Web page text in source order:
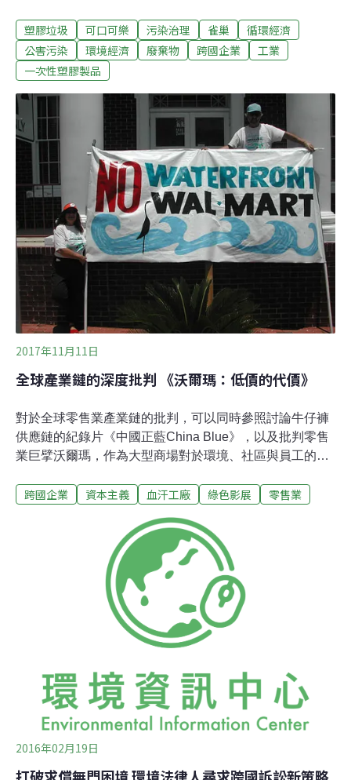
「擺脫塑膠」約一個月前在51個國家展開「世界環境清潔
日」（World Cleanup Day）協同行動，志工們共收集近
50萬件塑膠垃圾，其中約43%的商標清晰可辨。根據「擺
脫塑膠」數據，可口可樂（Coca-Cola）連續第二年高居
塑膠垃圾來源首位，其塑膠包裝商品造成的垃圾量比排名
第2至4的企業加總起來還多。「擺脫塑膠」在報告中指
出，許多跨國企業承諾將讓自家產品更具永續性，在很多
方面卻仍擁護過時的「用過即丟」消費文化和商業模式，
因此造成垃圾氾濫。此外，儘管海洋塑膠垃圾的主要來源
是中國、印尼、菲律賓、越南和斯里蘭卡，亞洲垃圾危機
的罪魁禍首終究是總部位於歐洲和美國的跨國集團。
塑膠垃圾 可口可樂 污染治理 雀巢
循環經濟
公害污染
環境經濟 廢棄物 跨國企業
工業
一次性塑膠製品
2017年11月11日
全球產業鏈的深度批判 《沃爾瑪：低價的代價》
對於全球零售業產業鏈的批判，可以同時參照討論牛仔褲
供應鏈的紀錄片《中國正藍China Blue》，以及批判零售
業巨擘沃爾瑪，作為大型商場對於環境、社區與員工的剝
將有個更加完整的輪廓。《中國正藍China Blue》是紀錄
完成的全球化三部曲之一，另外兩部分別為探討基因改造
的紀錄片《苦澀的種子Bitter Seeds》（2011），以及同
樣切入反沃爾瑪的紀錄片《我們不要大賣場 Store Wars:
When Wal-Mart Comes to Town》（2001）。《中國正藍
China Blue》片尾暗示到，由中國工人超時工作、勞動條
件極差的狀態下，所大量製造的牛仔褲，其中一部分將會
運輸到沃爾瑪商場。供應鏈上極差的勞動條件只是對於沃
跨國企業 資本主義 血汗工廠 綠色影展 零售業
2016年02月19日